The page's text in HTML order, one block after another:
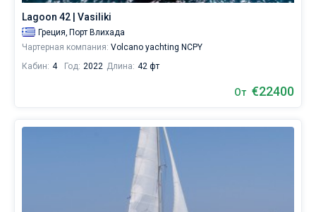
Lagoon 42 | Vasiliki
Греция, Порт Влихада
Чартерная компания: Volcano yachting NCPY
Кабин: 4 Год: 2022 Длина: 42 фт
От €22400